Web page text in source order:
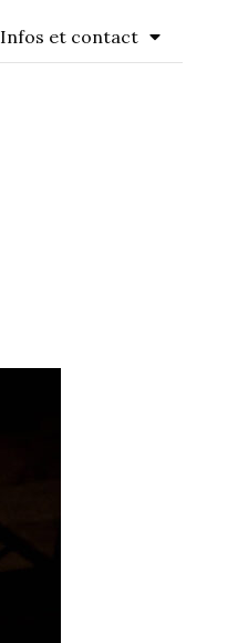
Infos et contact